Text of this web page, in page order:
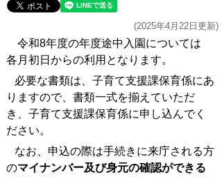
(2025年4月22日更新)
令和8年度の年度途中入園については
各月初日からの利用となります。
必要な書類は、子育て支援課保育係にあ
りますので、書類一式を揃えていただ
き、子育て支援課保育係に申し込んでく
ださい。
なお、申込の際は手続きに来庁される方
のマイナンバー及び身元の確認ができる